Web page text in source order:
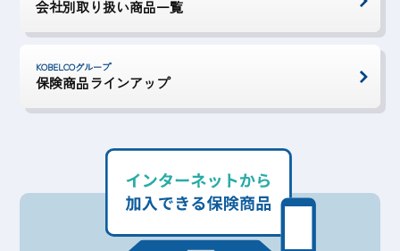
会社別取り扱い商品一覧
KOBELCOグループ
保険商品ラインアップ